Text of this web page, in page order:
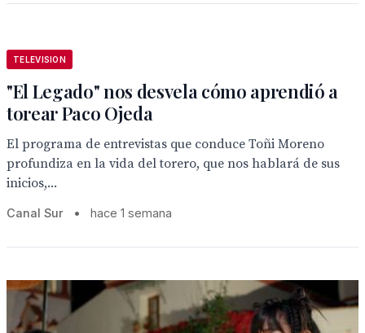
TELEVISION
"El Legado" nos desvela cómo aprendió a
torear Paco Ojeda
El programa de entrevistas que conduce Toñi Moreno
profundiza en la vida del torero, que nos hablará de sus
inicios,...
Canal Sur • hace 1 semana